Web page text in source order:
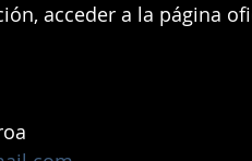
acceder a la página